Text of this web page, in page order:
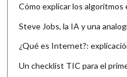
Cómo explicar los
Steve Jobs, la IA y una
¿Qué es Internet?:
Un checklist TIC para el